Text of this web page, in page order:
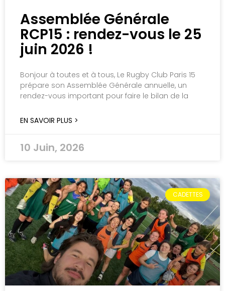
Assemblée Générale
RCP15 : rendez-vous le 25
juin 2026 !
Bonjour à toutes et à tous, Le Rugby Club Paris 15
prépare son Assemblée Générale annuelle, un
rendez-vous important pour faire le bilan de la
EN SAVOIR PLUS >
10 Juin, 2026
CADETTES